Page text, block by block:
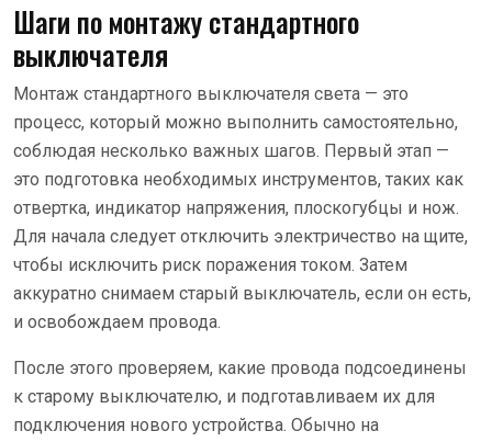
Шаги по монтажу стандартного
выключателя
Монтаж стандартного выключателя света — это
процесс, который можно выполнить самостоятельно,
соблюдая несколько важных шагов. Первый этап —
это подготовка необходимых инструментов, таких как
отвертка, индикатор напряжения, плоскогубцы и нож.
Для начала следует отключить электричество на щите,
чтобы исключить риск поражения током. Затем
аккуратно снимаем старый выключатель, если он есть,
и освобождаем провода.
После этого проверяем, какие провода подсоединены
к старому выключателю, и подготавливаем их для
подключения нового устройства. Обычно на